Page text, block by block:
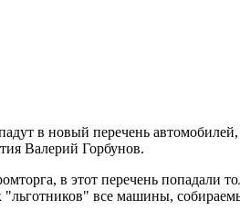
в новый перечень
Валерий Горбунов.
в этот перечень попадали
"льготников" все машины,